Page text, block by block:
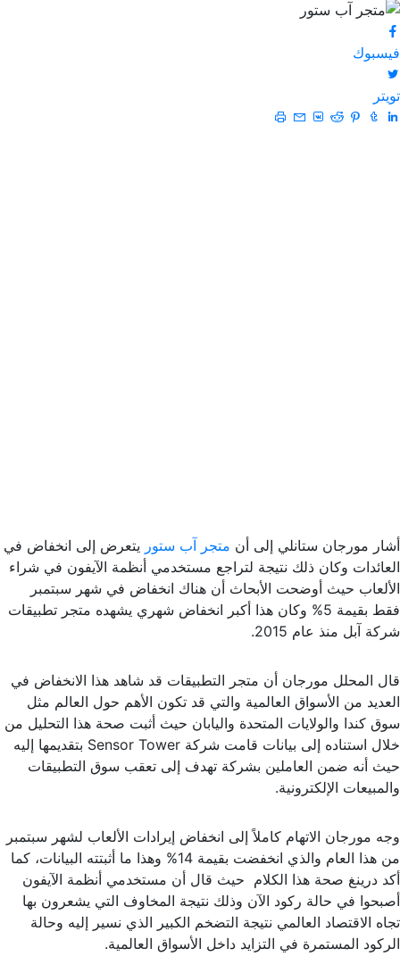
فيسبوك
تويتر
أشار مورجان ستانلي إلى أن متجر آب ستور يتعرض إلى انخفاض في
العائدات وكان ذلك نتيجة لتراجع مستخدمي أنظمة الآيفون في شراء
الألعاب حيث أوضحت الأبحاث أن هناك انخفاض في شهر سبتمبر
فقط بقيمة 5% وكان هذا أكبر انخفاض شهري يشهده متجر تطبيقات
شركة آبل منذ عام 2015.
قال المحلل مورجان أن متجر التطبيقات قد شاهد هذا الانخفاض في
العديد من الأسواق العالمية والتي قد تكون الأهم حول العالم مثل
سوق كندا والولايات المتحدة واليابان حيث أثبت صحة هذا التحليل من
خلال استناده إلى بيانات قامت شركة Sensor Tower بتقديمها إليه
حيث أنه ضمن العاملين بشركة تهدف إلى تعقب سوق التطبيقات
والمبيعات الإلكترونية.
وجه مورجان الاتهام كاملاً إلى انخفاض إيرادات الألعاب لشهر سبتمبر
من هذا العام والذي انخفضت بقيمة 14% وهذا ما أثبتته البيانات، كما
أكد درينغ صحة هذا الكلام حيث قال أن مستخدمي أنظمة الآيفون
أصبحوا في حالة ركود الآن وذلك نتيجة المخاوف التي يشعرون بها
تجاه الاقتصاد العالمي نتيجة التضخم الكبير الذي نسير إليه وحالة
الركود المستمرة في التزايد داخل الأسواق العالمية.